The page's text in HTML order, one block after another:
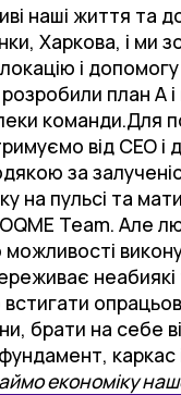
наші життя та
Харкова, і ми
і
план
команди.Для
від СЕО
за
пульсі та
Team. Але
встигати
брати на себе
каркас
економіку